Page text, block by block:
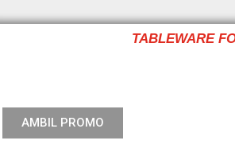
TABLEWARE
AMBIL PROMO